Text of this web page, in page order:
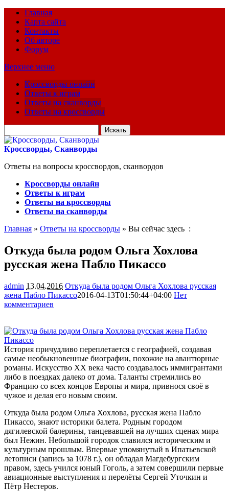
Главная
Карта сайта
Контакты
Об авторе
Форум
Верхнее меню
Кроссворды онлайн
Ответы к играм
Ответы на сканворды
Ответы на кроссворды
для:
Кроссворды, Сканворды
Ответы на вопросы кроссвордов, сканвордов
Кроссворды онлайн
Ответы к играм
Ответы на кроссворды
Ответы на сканворды
Главная » Ответы на кроссворды » Вы сейчас здесь :
Откуда была родом Ольга Хохлова
русская жена Пабло Пикассо
admin 13.04.2016 Откуда была родом Ольга Хохлова русская
жена Пабло Пикассо2016-04-13T01:50:44+04:00 Нет
комментариев
История причудливо переплетается с географией, создавая
самые необыкновенные биографии, похожие на авантюрные
романы. Искусство XX века часто создавалось иммигрантами
либо в поездках далеко от дома. Таланты стремились во
Францию со всех концов Европы и мира, привнося своё в
чужое и делая его новым своим.
Откуда была родом Ольга Хохлова, русская жена Пабло
Пикассо, знают историки балета. Родным городом
дягилевской балерины, танцевавшей на лучших сценах мира
был Нежин. Небольшой городок славился историческим и
культурным прошлым. Впервые упомянутый в Ипатьевской
летописи (запись за 1078 г.), он обладал Магдебургским
правом, здесь учился юный Гоголь, а затем совершили первые
авиационные выступления и перелёты Сергей Уточкин и
Пётр Нестеров.